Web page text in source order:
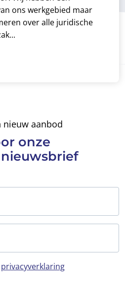
ons werkgebied maar
over alle juridische
nieuw aanbod
onze
nieuwsbrief
privacyverklaring